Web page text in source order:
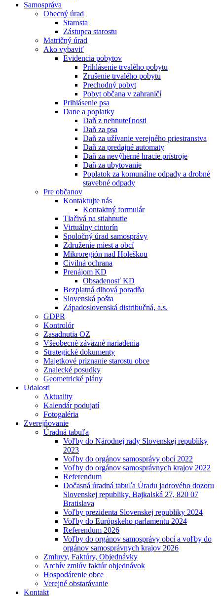
Samospráva
Obecný úrad
Starosta
Zástupca starostu
Matričný úrad
Ako vybaviť
Evidencia pobytov
Prihlásenie trvalého pobytu
Zrušenie trvalého pobytu
Prechodný pobyt
Pobyt občana v zahraničí
Prihlásenie psa
Dane a poplatky
Daň z nehnuteľnosti
Daň za psa
Daň za užívanie verejného priestranstva
Daň za predajné automaty
Daň za nevýherné hracie prístroje
Daň za ubytovanie
Poplatok za komunálne odpady a drobné
stavebné odpady
Pre občanov
Kontaktujte nás
Kontaktný formulár
Tlačivá na stiahnutie
Virtuálny cintorín
Spoločný úrad samosprávy
Združenie miest a obcí
Mikroregión nad Holeškou
Civilná ochrana
Prenájom KD
Obsadenosť KD
Bezplatná dlhová poradňa
Slovenská pošta
Západoslovenská distribučná, a.s.
GDPR
Kontrolór
Zasadnutia OZ
Všeobecné záväzné nariadenia
Strategické dokumenty
Majetkové priznanie starostu obce
Znalecké posudky
Geometrické plány
Udalosti
Aktuality
Kalendár podujatí
Fotogaléria
Zverejňovanie
Úradná tabuľa
Voľby do Národnej rady Slovenskej republiky
2023
Voľby do orgánov samosprávy obcí 2022
Voľby do orgánov samosprávnych krajov 2022
Referendum
Dočasná úradná tabuľa Úradu jadrového dozoru
Slovenskej republiky, Bajkalská 27, 820 07
Bratislava
Voľby prezidenta Slovenskej republiky 2024
Voľby do Európskeho parlamentu 2024
Referendum 2026
Voľby do orgánov samosprávy obcí a voľby do
orgánov samosprávnych krajov 2026
Zmluvy, Faktúry, Objednávky
Archív zmlúv faktúr objednávok
Hospodárenie obce
Verejné obstarávanie
Kontakt